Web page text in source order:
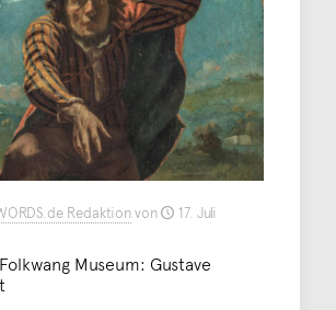
Redaktionvon
17. Juli
Museum: Gustave